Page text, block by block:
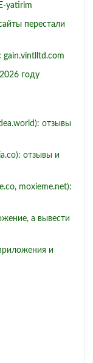
yatirim
перестали
gain.vintlltd.com
году
отзывы
отзывы и
moxieme.net):
а вывести
и